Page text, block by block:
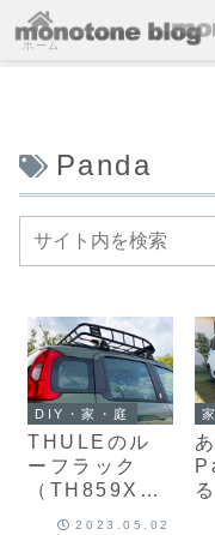
Panda
DIY・家・庭
THULEのル
ーフラック
（TH859XT
2023.05.02
ホーム